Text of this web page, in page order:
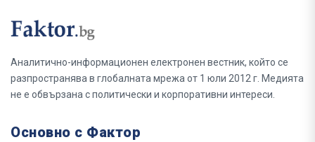
Аналитично-информационен електронен вестник, който се
разпространява в глобалната мрежа от 1 юли 2012 г. Медията
не е обвързана с политически и корпоративни интереси.
Основно с Фактор